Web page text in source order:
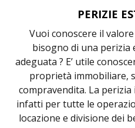
PERIZIE
Vuoi conoscere il
bisogno di una perizia
adeguata ? E’ utile
proprietà immobiliare,
compravendita. La
infatti per tutte le
locazione e divisione dei